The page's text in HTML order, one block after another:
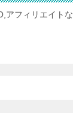
アフィリエイト